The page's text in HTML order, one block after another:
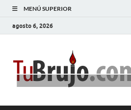
MENÚ SUPERIOR
agosto 6, 2026